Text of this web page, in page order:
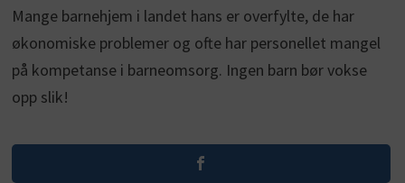
Mange barnehjem i landet hans er overfylte, de har
økonomiske problemer og ofte har personellet mangel
på kompetanse i barneomsorg. Ingen barn bør vokse
opp slik!